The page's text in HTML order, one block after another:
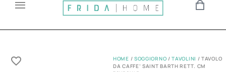
HOME / SOGGIORNO /TAVOLINI / TAVOLO
DA CAFFE’ SAINT BARTH RETT. CM